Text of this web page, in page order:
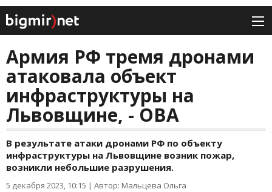
Армия РФ тремя дронами
атаковала объект
инфраструктуры на
Львовщине, - ОВА
В результате атаки дронами РФ по объекту
инфраструктуры на Львовщине возник пожар,
возникли небольшие разрушения.
5 декабря 2023, 10:15 | Автор: Мальцева Ольга